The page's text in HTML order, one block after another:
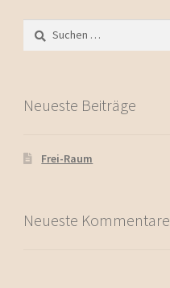
Suchen
nach:
Neueste Beiträge
Frei-Raum
Neueste Kommentare